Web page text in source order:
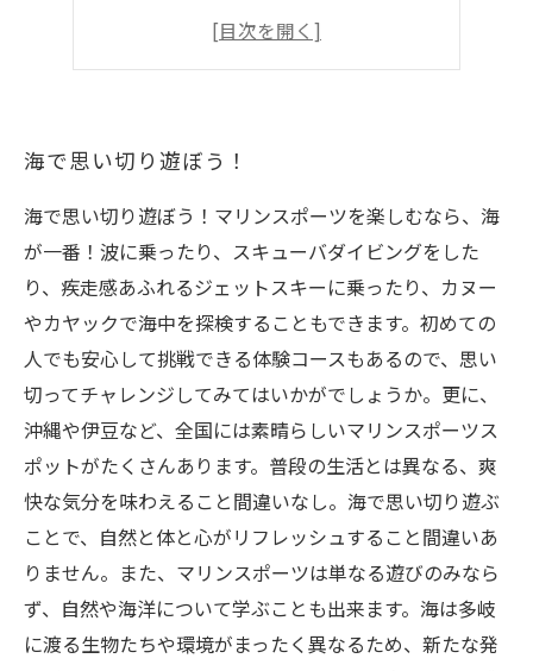
仲間との体験は最高！
海で思い切り遊ぼう！
海で思い切り遊ぼう！マリンスポーツを楽しむなら、海
が一番！波に乗ったり、スキューバダイビングをした
り、疾走感あふれるジェットスキーに乗ったり、カヌー
やカヤックで海中を探検することもできます。初めての
人でも安心して挑戦できる体験コースもあるので、思い
切ってチャレンジしてみてはいかがでしょうか。更に、
沖縄や伊豆など、全国には素晴らしいマリンスポーツス
ポットがたくさんあります。普段の生活とは異なる、爽
快な気分を味わえること間違いなし。海で思い切り遊ぶ
ことで、自然と体と心がリフレッシュすること間違いあ
りません。また、マリンスポーツは単なる遊びのみなら
ず、自然や海洋について学ぶことも出来ます。海は多岐
に渡る生物たちや環境がまったく異なるため、新たな発